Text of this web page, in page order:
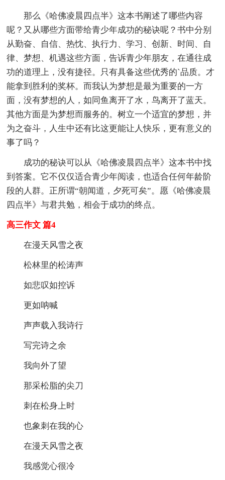
那么《哈佛凌晨四点半》这本书阐述了哪些内容
呢？又从哪些方面带给青少年成功的秘诀呢？书中分别
从勤奋、自信、热忱、执行力、学习、创新、时间、自
律、梦想、机遇这些方面，告诉青少年朋友，在通往成
功的道理上，没有捷径。只有具备这些优秀的`品质。才
能拿到胜利的奖杯。而我认为梦想是最为重要的一方
面，没有梦想的人，如同鱼离开了水，鸟离开了蓝天。
其他方面是为梦想而服务的。树立一个适宜的梦想，并
为之奋斗，人生中还有比这更能让人快乐，更有意义的
事了吗？
成功的秘诀可以从《哈佛凌晨四点半》这本书中找
到答案。它不仅仅适合青少年阅读，也适合任何年龄阶
段的人群。正所谓“朝闻道，夕死可矣”。愿《哈佛凌晨
四点半》与君共勉，相会于成功的终点。
高三作文 篇4
在漫天风雪之夜
松林里的松涛声
如悲叹如控诉
更如呐喊
声声载入我诗行
写完诗之余
我向外了望
那采松脂的尖刀
刺在松身上时
也象刺在我的心
在漫天风雪之夜
我感觉心很冷